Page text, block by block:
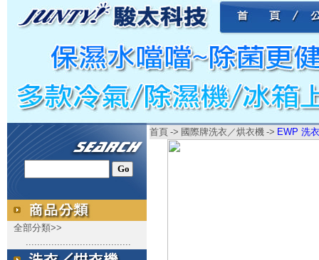
全部分類>>
.....................................
首頁 -> 國際牌洗衣／烘衣機 -> EWP 洗